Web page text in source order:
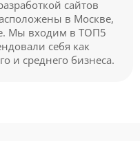
сайтов
в Москве,
Мы входим в ТОП5
себя как
и среднего бизнеса.